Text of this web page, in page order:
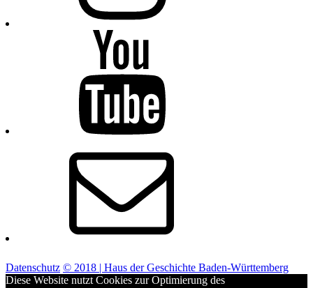
Datenschutz © 2018 | Haus der Geschichte Baden-Württemberg
Diese Website nutzt Cookies zur Optimierung des